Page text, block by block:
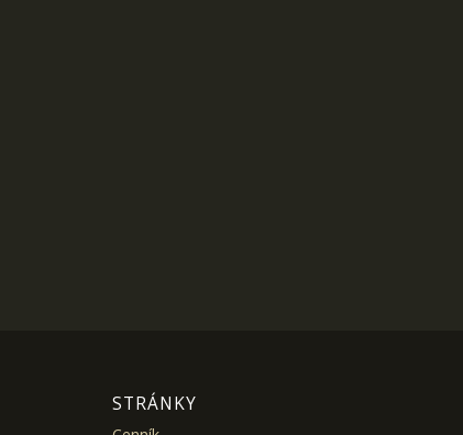
STRÁNKY